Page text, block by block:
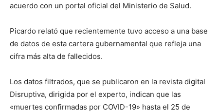
acuerdo con un portal oficial del Ministerio de Salud.
Picardo relató que recientemente tuvo acceso a una base
de datos de esta cartera gubernamental que refleja una
cifra más alta de fallecidos.
Los datos filtrados, que se publicaron en la revista digital
Disruptiva, dirigida por el experto, indican que las
«muertes confirmadas por COVID-19» hasta el 25 de